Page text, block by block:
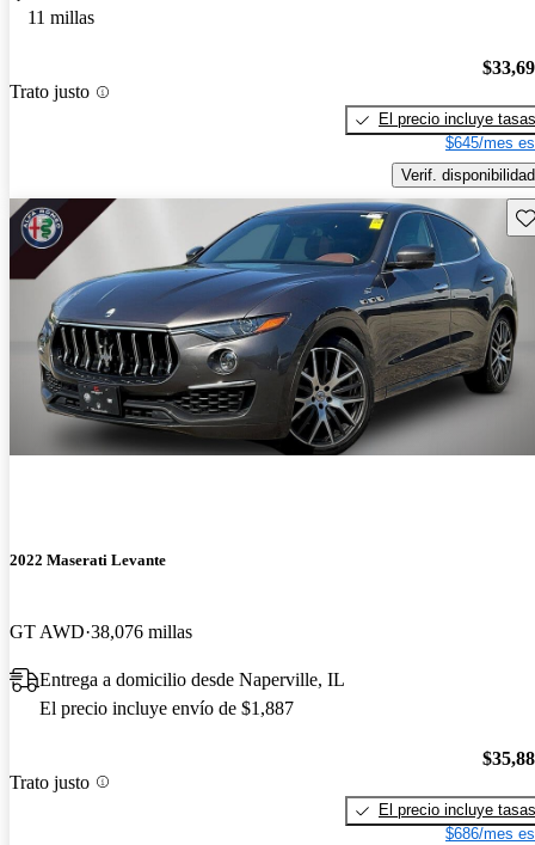
11 millas
Trato justo
El precio incluye tasas
$645/mes
Verif. disponibilidad
2022 Maserati Levante
GT AWD 38,076 millas
Entrega a domicilio desde Naperville, IL
El precio incluye envío de $1,887
Trato justo
El precio incluye tasas
$686/mes